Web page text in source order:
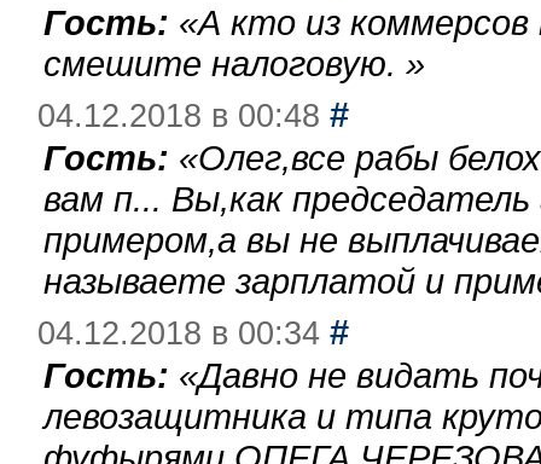
Гость: «А кто из
смешите налоговую. »
04.12.2018 в 00:48 #
Гость: «Олег,все рабы
вам п... Вы,как
примером,а вы не
называете зарплатой и
04.12.2018 в 00:34 #
Гость: «Давно не видать
левозащитника и типа